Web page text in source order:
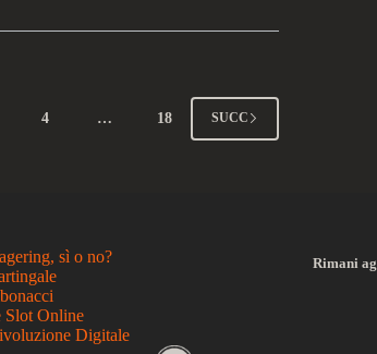
4 … 18 SUCC
sì o no?
Slot Online
Digitale
Rimani